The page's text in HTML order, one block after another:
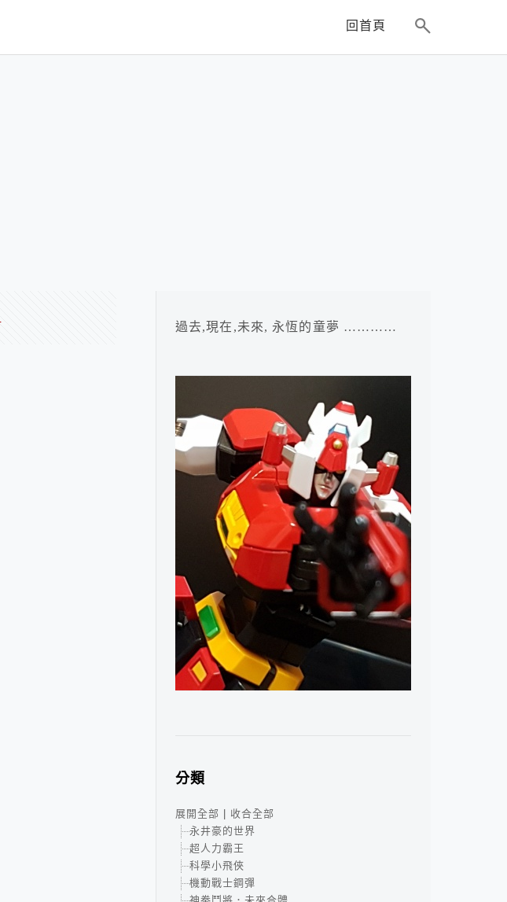
回首頁
過去,現在,未來, 永恆的童夢 …………
分類
展開全部
收合全部
永井豪的世界
超人力霸王
科學小飛俠
機動戰士鋼彈